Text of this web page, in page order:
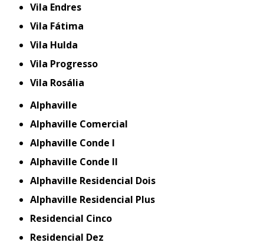
Vila Endres
Vila Fátima
Vila Hulda
Vila Progresso
Vila Rosália
Alphaville
Alphaville Comercial
Alphaville Conde I
Alphaville Conde II
Alphaville Residencial Dois
Alphaville Residencial Plus
Residencial Cinco
Residencial Dez